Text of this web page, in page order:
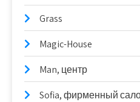
Grass
Magic-House
Man, центр
Sofia, фирменный